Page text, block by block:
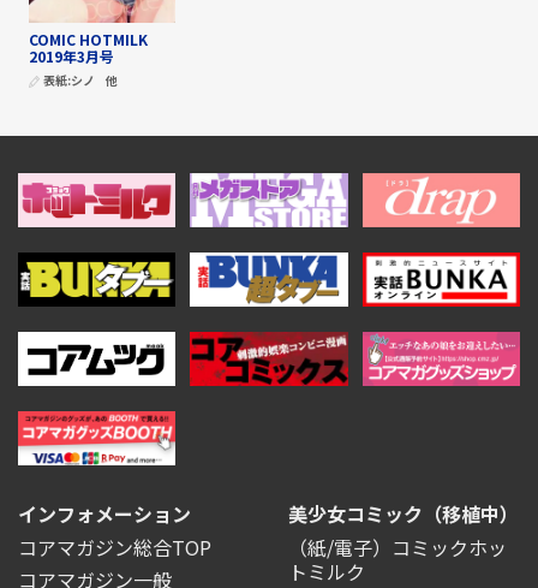
COMIC HOTMILK
2019年3月号
表紙:シノ 他
インフォメーション
コアマガジン総合TOP
コアマガジン一般
美少女コミック（移植中）
（紙/電子）コミックホッ
トミルク